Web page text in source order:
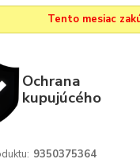
Tento mesiac
Ochrana
kupujúcého
9350375364